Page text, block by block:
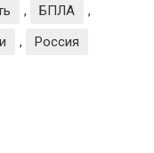
, БПЛА
,
, Россия